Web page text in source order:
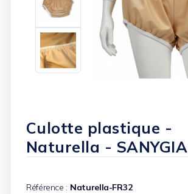
Culotte plastique -
Naturella - SANYGIA
Référence : Naturella-FR32